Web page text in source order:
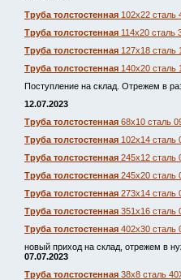
Труба толстостенная 102х22 сталь
Труба толстостенная 114х20 сталь
Труба толстостенная 127х18 сталь
Труба толстостенная 140х20 сталь
Поступление на склад. Отрежем в
12.07.2023
Труба толстостенная 68х10 сталь
Труба толстостенная 102х14 сталь
Труба толстостенная 245х12 сталь
Труба толстостенная 245х20 сталь
Труба толстостенная 273х14 сталь
Труба толстостенная 351х16 сталь
Труба толстостенная 402х30 сталь
новый приход на склад, отрежем в
07.07.2023
Труба толстостенная 38х8 сталь